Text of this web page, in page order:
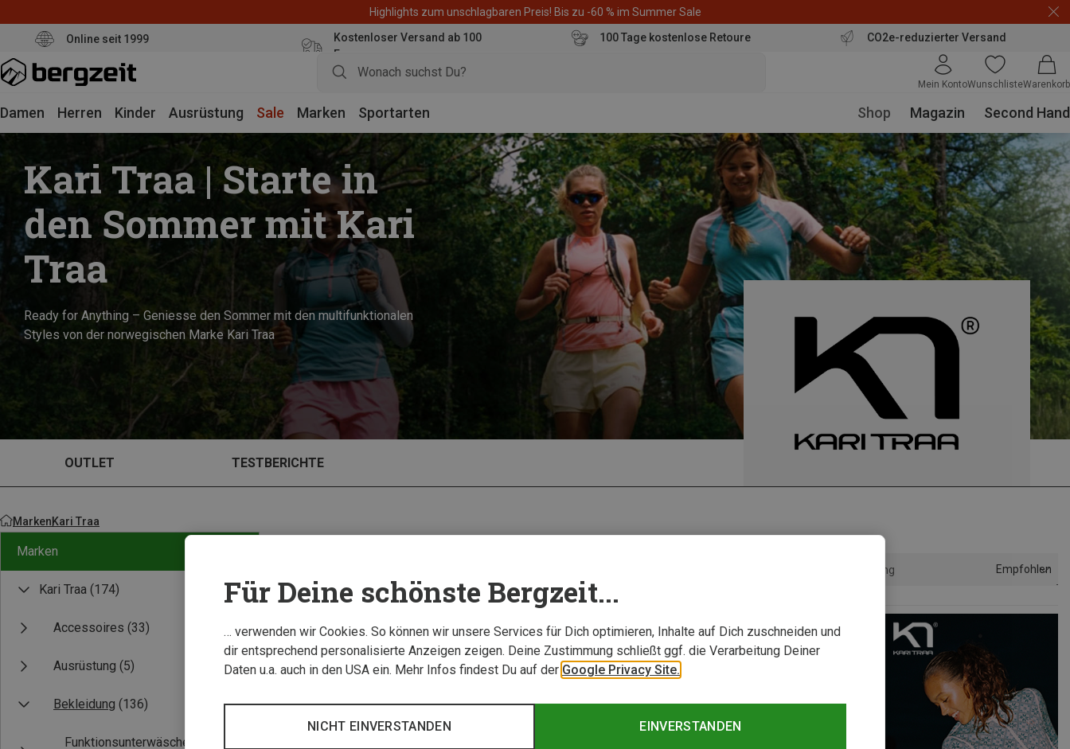
Highlights zum unschlagbaren Preis! Bis zu -60 % im Summer Sale
Online seit 1999
Kostenloser Versand ab 100
Euro
100 Tage kostenlose Retoure CO2e-reduzierter Versand
Mein KontoWunschlisteWarenkorb
Damen Herren Kinder Ausrüstung Sale Marken Sportarten Shop Magazin Second Hand
Kari Traa | Starte in
den Sommer mit Kari
Traa
Ready for Anything – Geniesse den Sommer mit den multifunktionalen
Styles von der norwegischen Marke Kari Traa
OUTLET TESTBERICHTE
MarkenKari Traa
Marken
Kari Traa (174)
Accessoires (33)
Ausrüstung (5)
Bekleidung (136)
Funktionsunterwäsche
Sortierung Empfohlen
Für Deine schönste Bergzeit...
… verwenden wir Cookies. So können wir unsere Services für Dich optimieren, Inhalte auf Dich zuschneiden und
dir entsprechend personalisierte Anzeigen zeigen. Deine Zustimmung schließt ggf. die Verarbeitung Deiner
Daten u.a. auch in den USA ein. Mehr Infos findest Du auf der Google Privacy Site.
EINVERSTANDEN
NICHT EINVERSTANDEN